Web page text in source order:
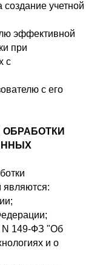
создание учетной
эффективной
при
с
с его
N 149-ФЗ "Об
и о